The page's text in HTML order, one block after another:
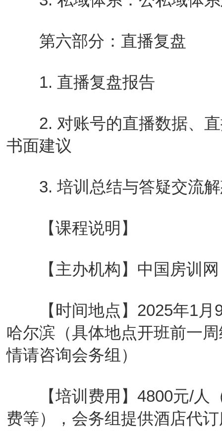
第六部分：直播复盘
1. 直播复盘报告
2. 对账号的直播数据、直
书面建议
3. 培训总结与答疑交流
【课程说明】
【主办机构】中国房训网
【时间地点】2025年1月
哈尔滨（具体地点开班前一
情请咨询会务组）
【培训费用】4800元/人（
费等），会务组提供酒店代